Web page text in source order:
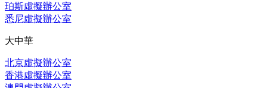
珀斯虛擬辦公室
悉尼虛擬辦公室
大中華
北京虛擬辦公室
香港虛擬辦公室